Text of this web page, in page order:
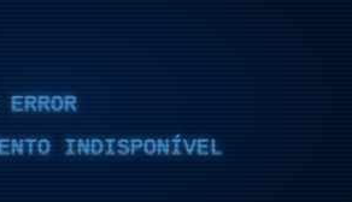
INDISPONÍVEL